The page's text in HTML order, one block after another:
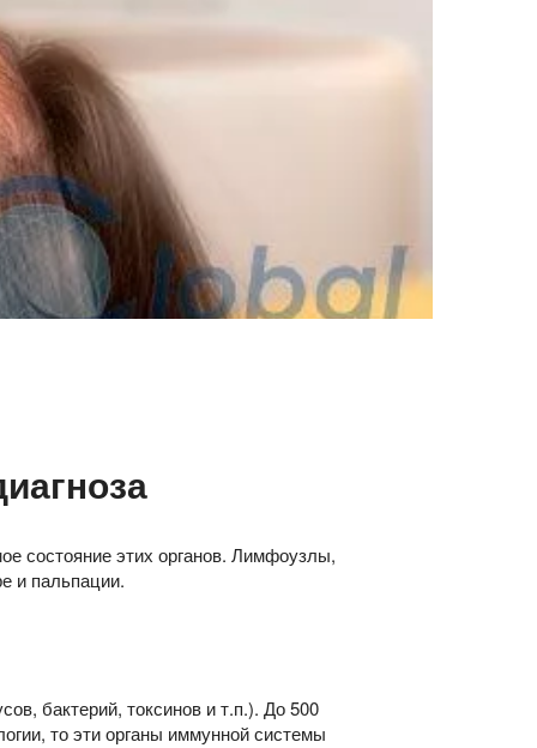
состояние этих органов. Лимфоузлы,
и пальпации.
бактерий, токсинов и т.п.). До 500
то эти органы иммунной системы